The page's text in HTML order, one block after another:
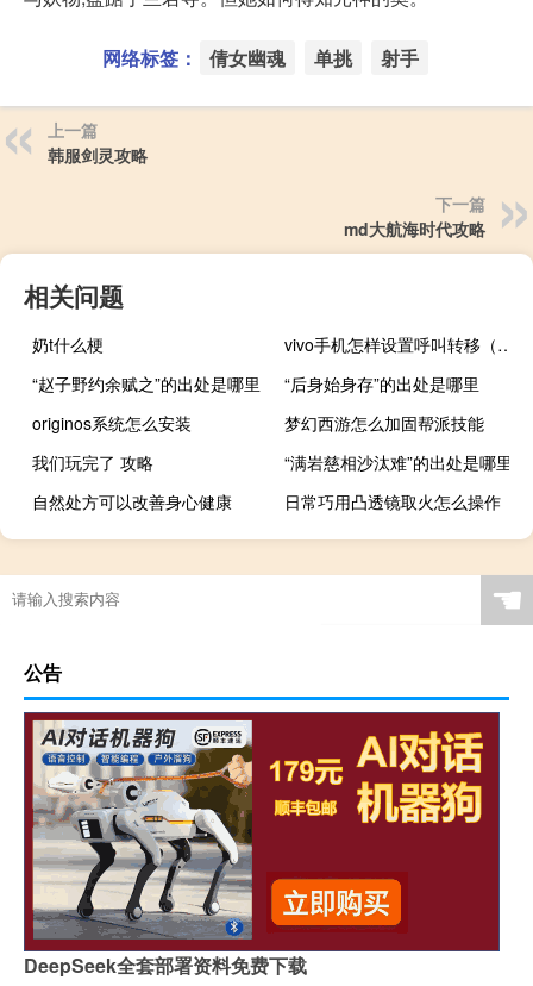
网络标签： 倩女幽魂 单挑 射手
上一篇
韩服剑灵攻略
下一篇
md大航海时代攻略
相关问题
奶t什么梗
vivo手机怎样设置呼叫转移（怎样设置呼叫转移）
“赵子野约余赋之”的出处是哪里
“后身始身存”的出处是哪里
originos系统怎么安装
梦幻西游怎么加固帮派技能
我们玩完了 攻略
“满岩慈相沙汰难”的出处是哪里
自然处方可以改善身心健康
日常巧用凸透镜取火怎么操作
☚
公告
DeepSeek全套部署资料免费下载